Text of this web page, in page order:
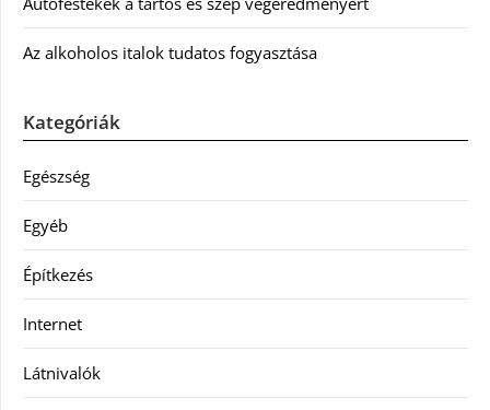
Az alkoholos italok tudatos fogyasztása
Kategóriák
Egészség
Egyéb
Építkezés
Internet
Látnivalók